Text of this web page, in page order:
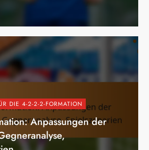
DIE 4-2-2-2-FORMATION
Anpassungen der